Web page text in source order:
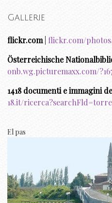
Gallerie
flickr.com flickr.com/
Österreichische
onb.wg.picturemaxx.com/
1418 documenti e immagini
18.it/
El pas